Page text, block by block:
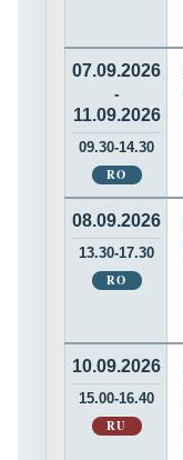
07.09.2026
-
11.09.2026
09.30-14.30
RO
08.09.2026
13.30-17.30
RO
10.09.2026
15.00-16.40
RU